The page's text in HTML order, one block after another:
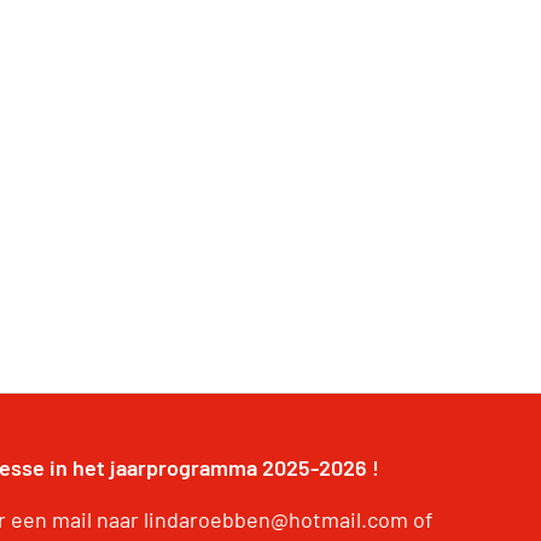
in het jaarprogramma 2025-2026 !
een mail naar lindaroebben@hotmail.com of